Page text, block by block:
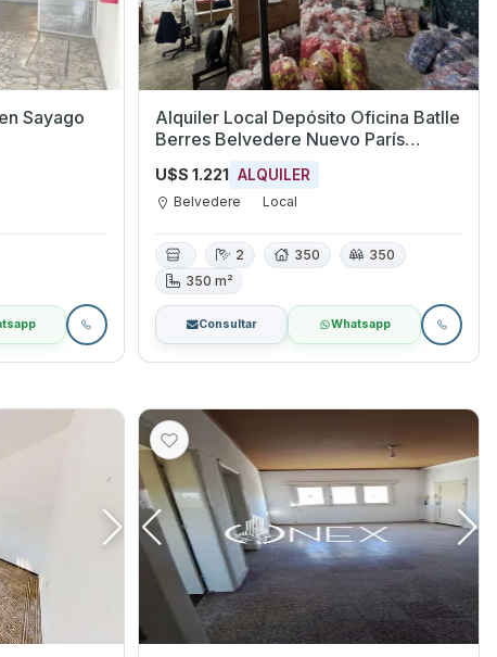
Sayago
Alquiler Local Depósito Oficina Batlle
Berres Belvedere Nuevo París
Montevideo
U$S 1.221 ALQUILER
Belvedere Local
2 350
350
350 m²
Consultar Whatsapp